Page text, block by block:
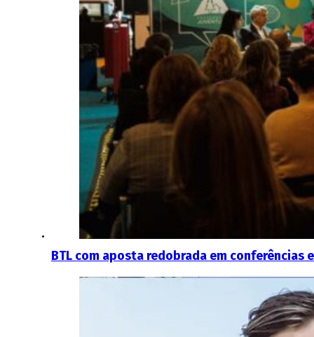
BTL com aposta redobrada em conferências